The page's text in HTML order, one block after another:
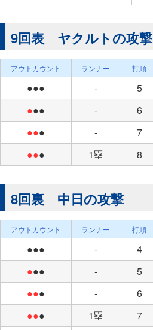
9回表 ヤクルトの攻撃
アウトカウント ランナー 打順
●●● - 5
●●● - 6
●●● - 7
●●● 1塁 8
8回裏 中日の攻撃
アウトカウント ランナー 打順
●●● - 4
●●● - 5
●●● - 6
●●● 1塁 7